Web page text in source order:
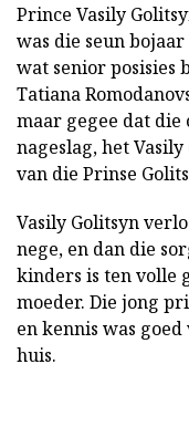
Prince Vasily
was die seun
wat senior posisies
Tatiana
maar gegee dat die
nageslag, het
van die Prinse
Vasily Golitsyn
nege, en dan die
kinders is ten volle
moeder. Die jong
en kennis was
huis.